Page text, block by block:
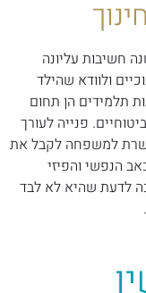
חשיבות עליונה
ולוודא שהילד
תלמידים הן תחום
פנייה לעורך
למשפחה לקבל את
הנפשי והפיזי
לדעת שהיא לא לבד